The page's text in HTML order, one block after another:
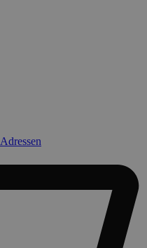
Adressen